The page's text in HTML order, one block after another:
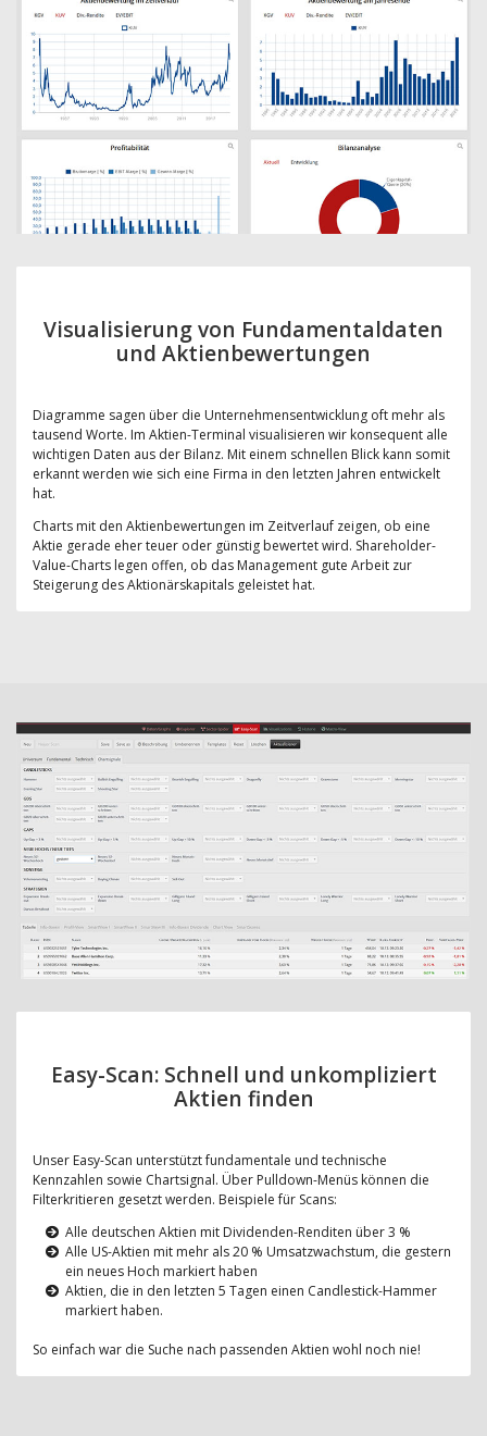
Visualisierung von Fundamentaldaten
und Aktienbewertungen
Diagramme sagen über die Unternehmensentwicklung oft mehr als
tausend Worte. Im Aktien-Terminal visualisieren wir konsequent alle
wichtigen Daten aus der Bilanz. Mit einem schnellen Blick kann somit
erkannt werden wie sich eine Firma in den letzten Jahren entwickelt
hat.
Charts mit den Aktienbewertungen im Zeitverlauf zeigen, ob eine
Aktie gerade eher teuer oder günstig bewertet wird. Shareholder-
Value-Charts legen offen, ob das Management gute Arbeit zur
Steigerung des Aktionärskapitals geleistet hat.
Easy-Scan: Schnell und unkompliziert
Aktien finden
Unser Easy-Scan unterstützt fundamentale und technische
Kennzahlen sowie Chartsignal. Über Pulldown-Menüs können die
Filterkritieren gesetzt werden. Beispiele für Scans:
Alle deutschen Aktien mit Dividenden-Renditen über 3 %
Alle US-Aktien mit mehr als 20 % Umsatzwachstum, die gestern
ein neues Hoch markiert haben
Aktien, die in den letzten 5 Tagen einen Candlestick-Hammer
markiert haben.
So einfach war die Suche nach passenden Aktien wohl noch nie!